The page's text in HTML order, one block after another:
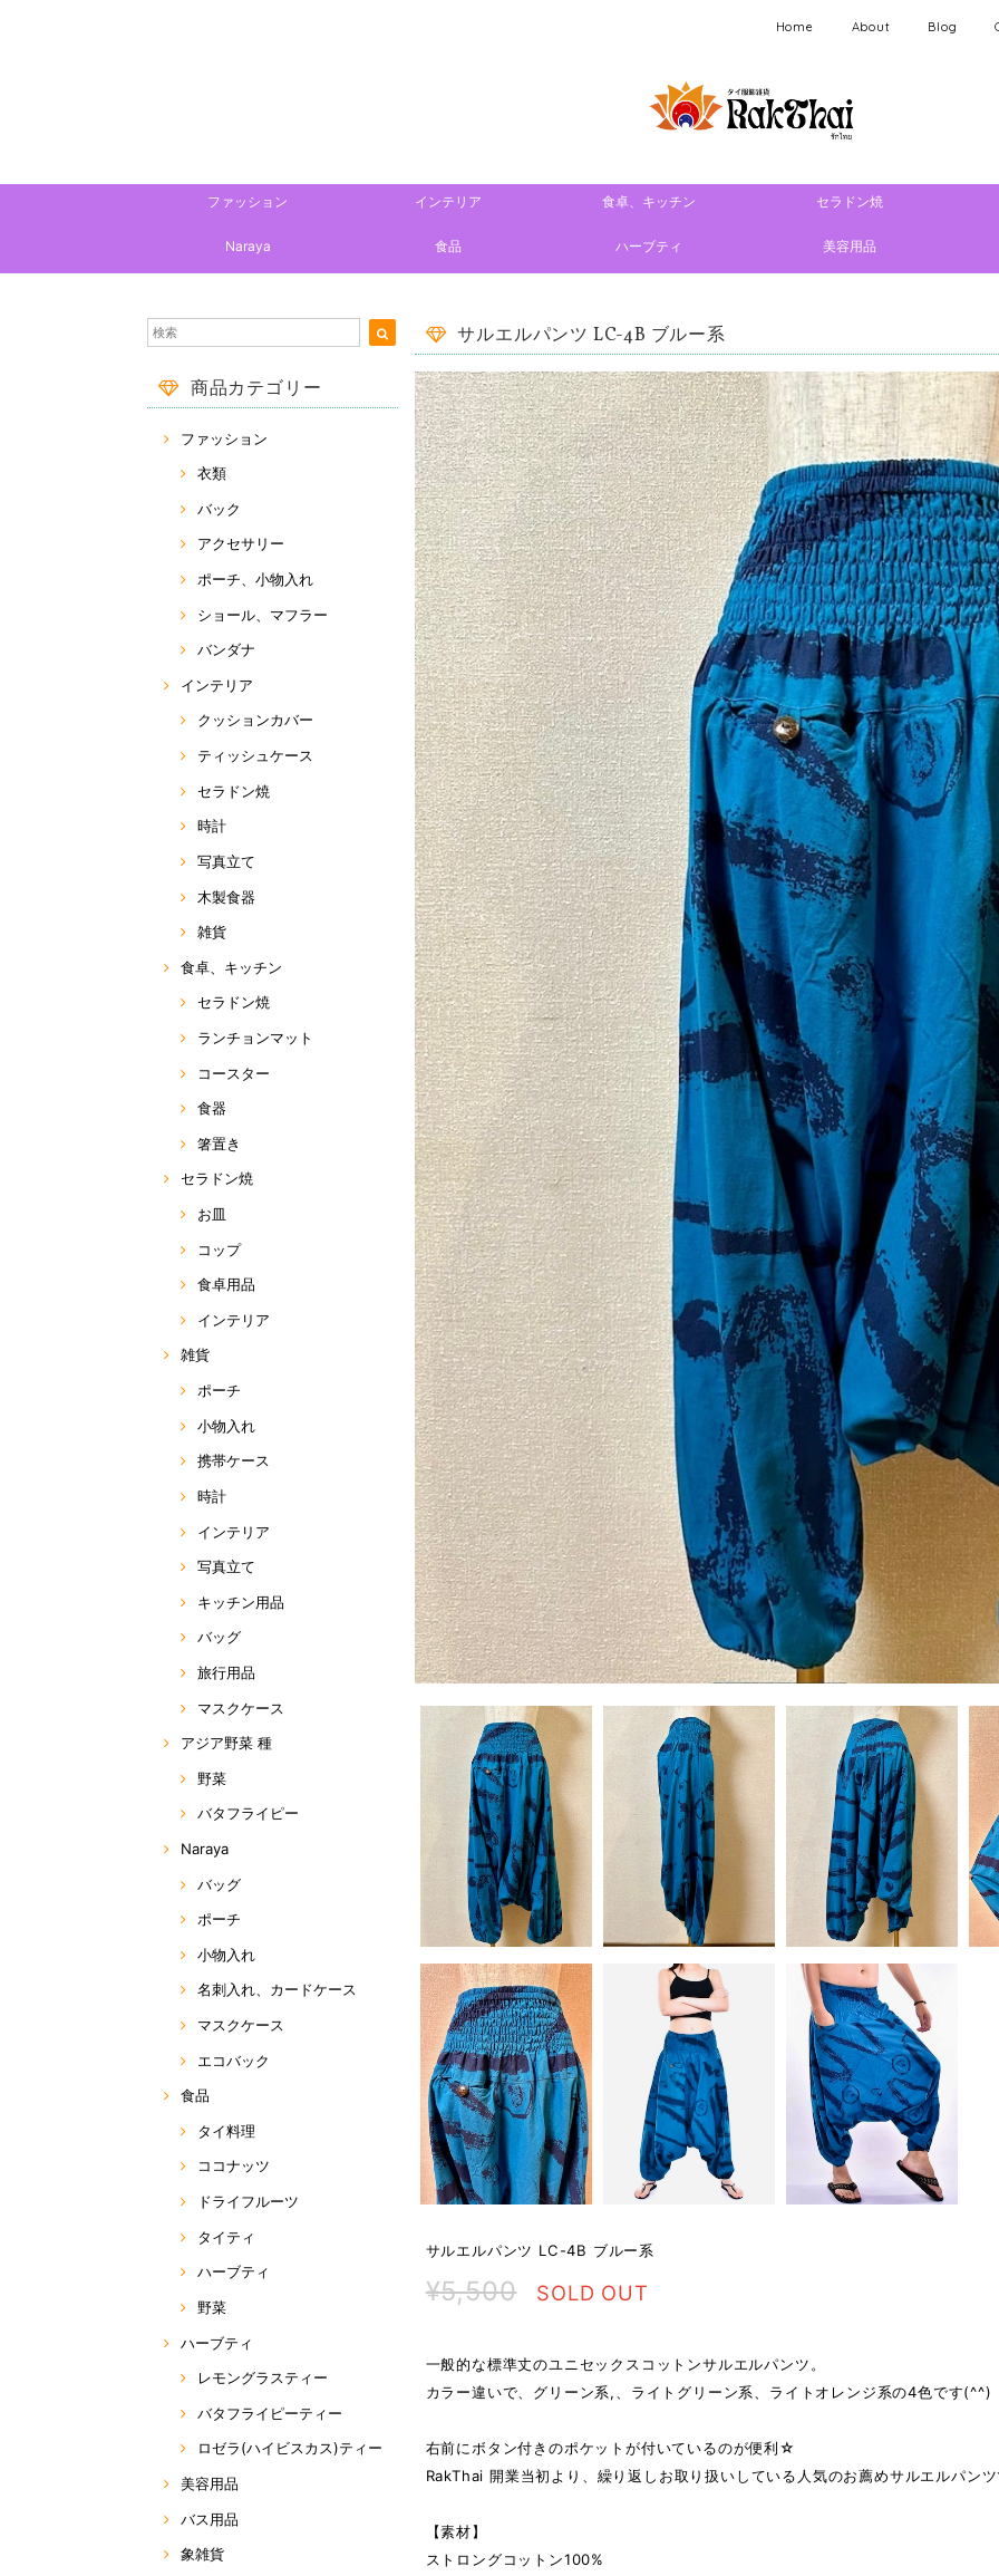
Home About Blog
ファッション インテリア 食卓、キッチン セラドン焼
Naraya 食品 ハーブティ 美容用品
商品カテゴリー
ファッション
衣類
バック
アクセサリー
ポーチ、小物入れ
ショール、マフラー
バンダナ
インテリア
クッションカバー
ティッシュケース
セラドン焼
時計
写真立て
木製食器
雑貨
食卓、キッチン
セラドン焼
ランチョンマット
コースター
食器
箸置き
セラドン焼
お皿
コップ
食卓用品
インテリア
雑貨
ポーチ
小物入れ
携帯ケース
時計
インテリア
写真立て
キッチン用品
バッグ
旅行用品
マスクケース
アジア野菜 種
野菜
バタフライピー
Naraya
バッグ
ポーチ
小物入れ
名刺入れ、カードケース
マスクケース
エコバック
食品
タイ料理
ココナッツ
ドライフルーツ
タイティ
ハーブティ
野菜
ハーブティ
レモングラスティー
バタフライピーティー
ロゼラ(ハイビスカス)ティー
美容用品
バス用品
象雑貨
サルエルパンツ LC-4B ブルー系
サルエルパンツ LC-4B ブルー系
¥5,500 SOLD OUT
一般的な標準丈のユニセックスコットンサルエルパンツ。
カラー違いで、グリーン系,、ライトグリーン系、ライトオレンジ系の4色です(^^)
右前にボタン付きのポケットが付いているのが便利☆
RakThai 開業当初より、繰り返しお取り扱いしている人気のお薦めサルエルパン
【素材】
ストロングコットン100%